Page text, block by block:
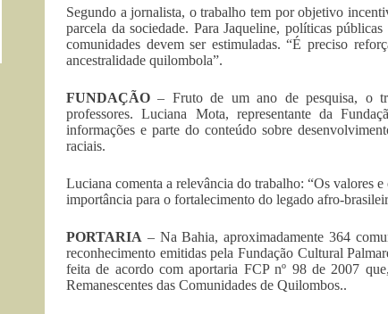
Segundo a jornalista, o trabalho tem por objetivo
parcela da sociedade. Para Jaqueline, políticas
comunidades devem ser estimuladas. “É preciso
ancestralidade quilombola”.
FUNDAÇÃO– Fruto de um ano de pesquisa, o
professores. Luciana Mota, representante da
informações e parte do conteúdo sobre
raciais.
Luciana comenta a relevância do trabalho: “Os valores
importância para o fortalecimento do legado afro-
PORTARIA – Na Bahia, aproximadamente 364
reconhecimento emitidas pela Fundação Cultural
feita de acordo com aportaria FCP nº 98 de 2007
Remanescentes das Comunidades de Quilombos..